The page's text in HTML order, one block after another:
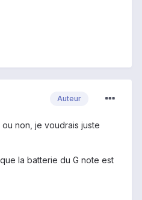
Auteur
non, je voudrais juste
la batterie du G note est